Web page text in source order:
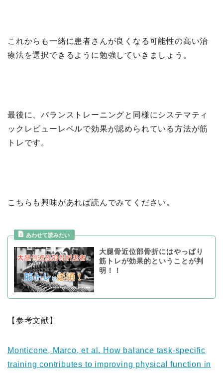
これからも一緒に患者さんが良くなる可能性の高い治
療法を選択できるように勉強していきましょう。
最後に、バランストレーニングと同様にシステマティ
ックレビューレベルで効果が認められている方法が筋
トレです。
こちらも興味があれば読んでみてください。
大腿骨近位部骨折にはやっぱり
筋トレが効果的ということが判
明！！
【参考文献】
Monticone, Marco, et al. How balance task-specific
training contributes to improving physical function in